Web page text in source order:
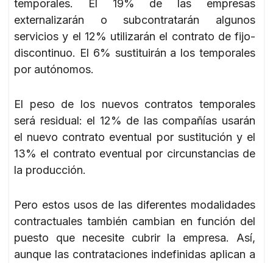
temporales. El 19% de las empresas
externalizarán o subcontratarán algunos
servicios y el 12% utilizarán el contrato de fijo-
discontinuo. El 6% sustituirán a los temporales
por autónomos.
El peso de los nuevos contratos temporales
será residual: el 12% de las compañías usarán
el nuevo contrato eventual por sustitución y el
13% el contrato eventual por circunstancias de
la producción.
Pero estos usos de las diferentes modalidades
contractuales también cambian en función del
puesto que necesite cubrir la empresa. Así,
aunque las contrataciones indefinidas aplican a